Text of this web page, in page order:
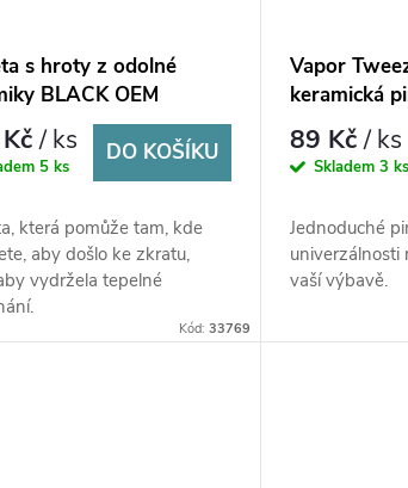
s hroty z odolné
BLACK OEM
Kč/ ks
5 ks
DO KOŠÍKU
která pomůže tam, kde
aby došlo ke zkratu,
vydržela tepelné
Kód:33769
Vapor
keramická
89 Kč/ ks
Skladem3 ks
Jednoduché
univerzálnosti
vaší výbavě.